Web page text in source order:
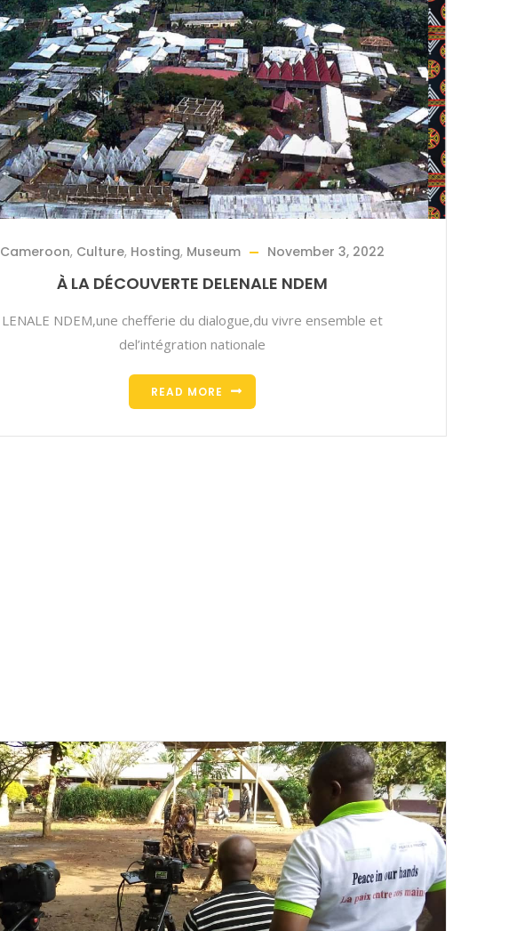
Cameroon, Culture, Hosting, Museum November 3, 2022
À LA DÉCOUVERTE DELENALE NDEM
LENALE NDEM,une chefferie du dialogue,du vivre ensemble et
del’intégration nationale
READ MORE